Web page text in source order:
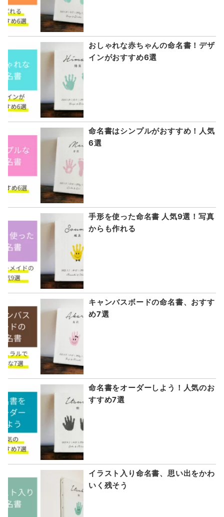
おしゃれな赤ちゃんの命名書！デザ
インがおすすめ6選
命名書はシンプルがおすすめ！人気
6選
手形を使った命名書 人気9選！写真
からも作れる
キャンバスボードの命名書、おすす
め7選
命名書をオーダーしよう！人気のお
すすめ7選
イラスト入り命名書、思い出をかわ
いく残そう